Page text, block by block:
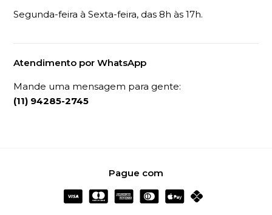
Segunda-feira à Sexta-feira, das 8h às 17h.
Atendimento por WhatsApp
Mande uma mensagem para gente:
(11) 94285-2745
Pague com